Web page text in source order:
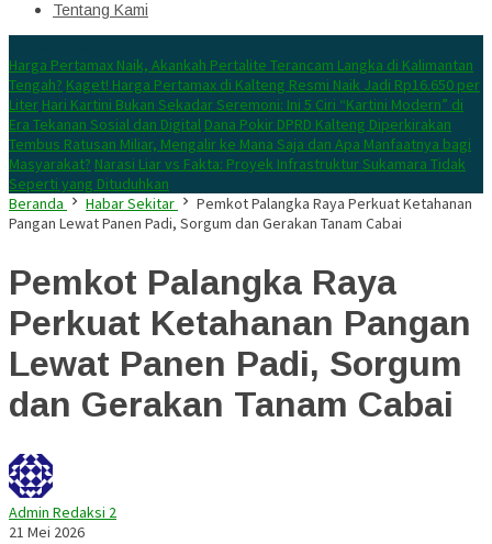
Tentang Kami
Harga Pertamax Naik, Akankah Pertalite Terancam Langka di Kalimantan
Tengah? Kaget! Harga Pertamax di Kalteng Resmi Naik Jadi Rp16.650 per
Liter Hari Kartini Bukan Sekadar Seremoni: Ini 5 Ciri “Kartini Modern” di
Era Tekanan Sosial dan Digital Dana Pokir DPRD Kalteng Diperkirakan
Tembus Ratusan Miliar, Mengalir ke Mana Saja dan Apa Manfaatnya bagi
Masyarakat? Narasi Liar vs Fakta: Proyek Infrastruktur Sukamara Tidak
Seperti yang Dituduhkan
Beranda
Habar Sekitar
Pemkot Palangka Raya Perkuat Ketahanan
Pangan Lewat Panen Padi, Sorgum dan Gerakan Tanam Cabai
Pemkot Palangka Raya
Perkuat Ketahanan Pangan
Lewat Panen Padi, Sorgum
dan Gerakan Tanam Cabai
Admin Redaksi 2
21 Mei 2026